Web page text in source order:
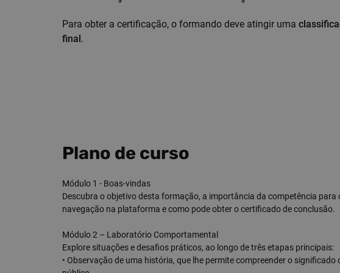
Para obter a certificação, o formando deve atingir uma
final .
Plano de curso
Módulo 1 - Boas-vindas
Descubra o objetivo desta formação, a importância da competência para
navegação na plataforma e como pode obter o certificado de conclusão.
Módulo 2 – Laboratório Comportamental
Explore situações e desafios práticos, ao longo de três etapas principais:
• Observação de uma história, que lhe permite compreender o